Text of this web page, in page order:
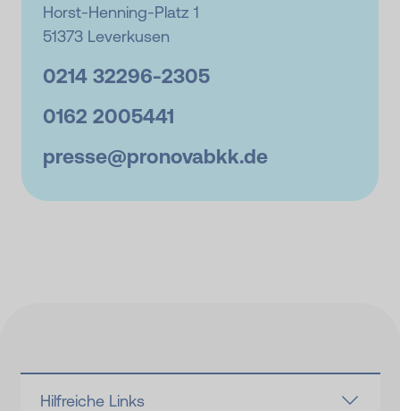
Horst-Henning-Platz 1
51373 Leverkusen
0214 32296-2305
0162 2005441
presse@pronovabkk.de
Hilfreiche Links